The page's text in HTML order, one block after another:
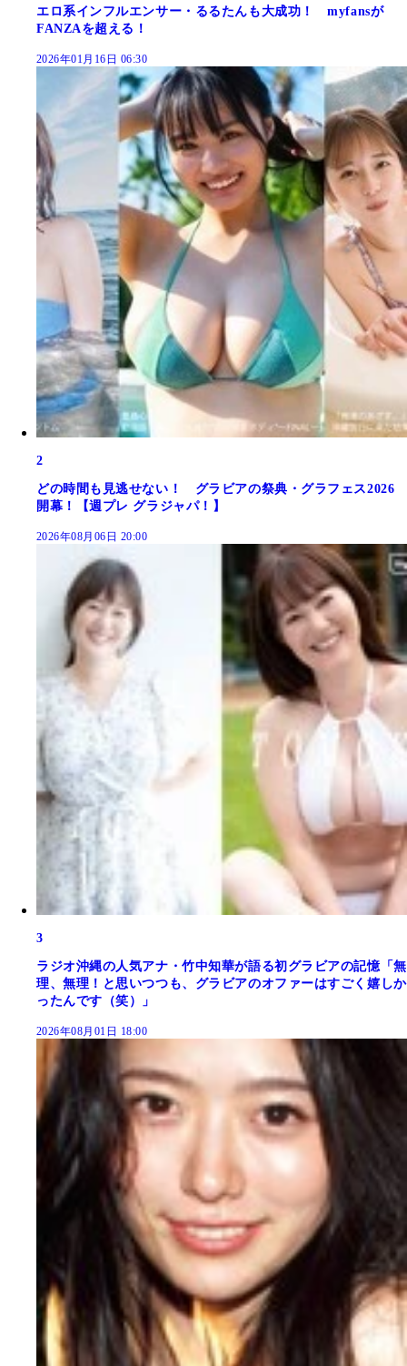
エロ系インフルエンサー・るるたんも大成功！ myfansが
FANZAを超える！
2026年01月16日 06:30
2
どの時間も見逃せない！ グラビアの祭典・グラフェス2026
開幕！【週プレ グラジャパ！】
2026年08月06日 20:00
3
ラジオ沖縄の人気アナ・竹中知華が語る初グラビアの記憶「無
理、無理！と思いつつも、グラビアのオファーはすごく嬉しか
ったんです（笑）」
2026年08月01日 18:00